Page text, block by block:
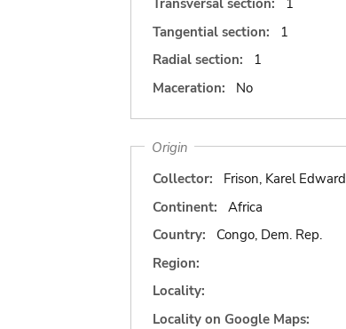
Transversal section:
1
Tangential section:
1
Radial section:
1
Maceration:
No
Origin
Collector:
Frison, Karel Edward
Continent:
Africa
Country:
Congo, Dem. Rep.
Region:
Locality:
Locality on Google Maps: